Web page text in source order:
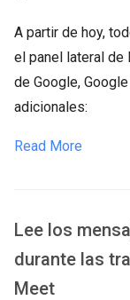
A partir de hoy,
el panel lateral de
de Google,
adicionales:
Read More
Lee los
durante las
Meet